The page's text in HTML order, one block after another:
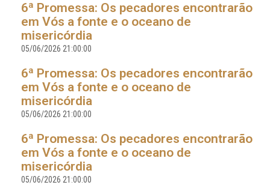
6ª Promessa: Os pecadores encontrarão
em Vós a fonte e o oceano de
misericórdia
05/06/2026 21:00:00
6ª Promessa: Os pecadores encontrarão
em Vós a fonte e o oceano de
misericórdia
05/06/2026 21:00:00
6ª Promessa: Os pecadores encontrarão
em Vós a fonte e o oceano de
misericórdia
05/06/2026 21:00:00